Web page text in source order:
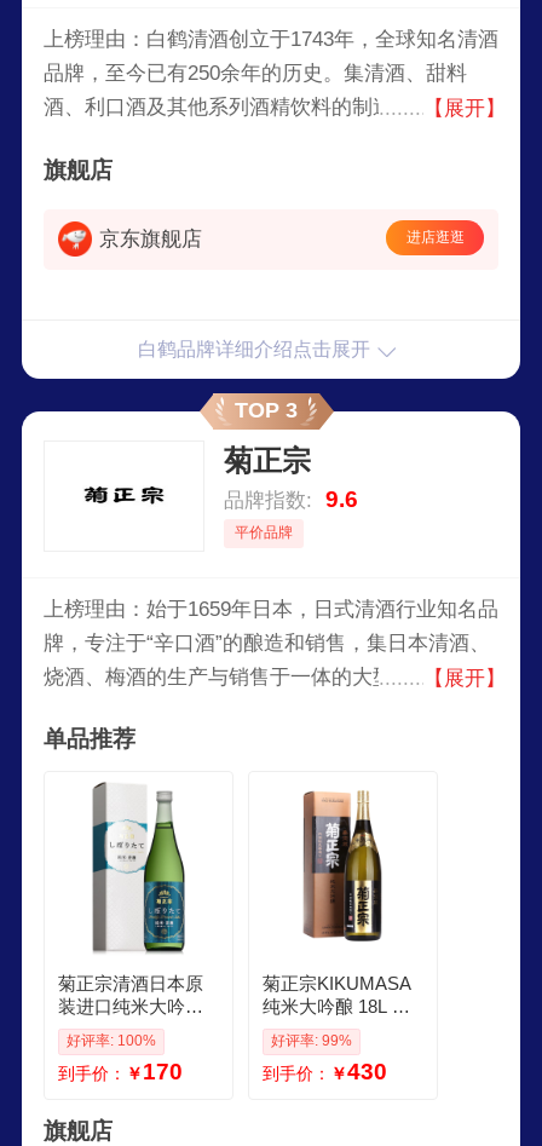
上榜理由：白鹤清酒创立于1743年，全球知名清酒
品牌，至今已有250余年的历史。集清酒、甜料
酒、利口酒及其他系列酒精饮料的制造、销售于一
在日本的消量，更是常年居冠。
【展开】
旗舰店
京东旗舰店 进店逛逛
白鹤品牌详细介绍点击展开
TOP 3
菊正宗
品牌指数: 9.6
平价品牌
上榜理由：始于1659年日本，日式清酒行业知名品
牌，专注于“辛口酒”的酿造和销售，集日本清酒、
烧酒、梅酒的生产与销售于一体的大型产业企业，
【展开】
单品推荐
菊正宗清酒日本原
装进口纯米大吟酿
低度微醺精米发酵
冷酒杉木酒樽酒 菊
正宗香酿纯米清酒7
好评率: 100%
到手价： ￥170
菊正宗KIKUMASA
纯米大吟酿 18L 日
本进口 甘口
好评率: 99%
到手价： ￥430
旗舰店